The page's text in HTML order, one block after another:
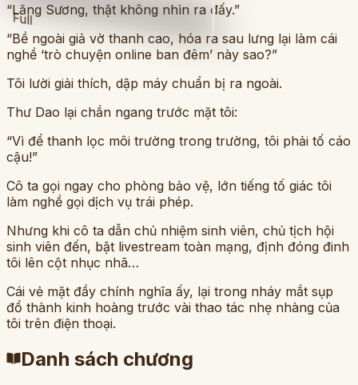
Full
“Lăng Sương, thật không nhìn ra đấy.”
“Bề ngoài giả vờ thanh cao, hóa ra sau lưng lại làm cái
nghề ‘trò chuyện online ban đêm’ này sao?”
Tôi lười giải thích, dập máy chuẩn bị ra ngoài.
Thư Dao lại chắn ngang trước mặt tôi:
“Vì để thanh lọc môi trường trong trường, tôi phải tố cáo
cậu!”
Cô ta gọi ngay cho phòng bảo vệ, lớn tiếng tố giác tôi
làm nghề gọi dịch vụ trái phép.
Nhưng khi cô ta dẫn chủ nhiệm sinh viên, chủ tịch hội
sinh viên đến, bật livestream toàn mạng, định đóng đinh
tôi lên cột nhục nhã…
Cái vẻ mặt đầy chính nghĩa ấy, lại trong nháy mắt sụp
đổ thành kinh hoàng trước vài thao tác nhẹ nhàng của
tôi trên điện thoại.
Danh sách chương